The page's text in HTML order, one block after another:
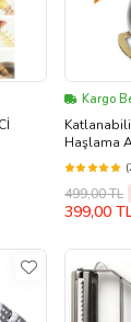
Kargo
Haşlama
499,00 TL
399,00